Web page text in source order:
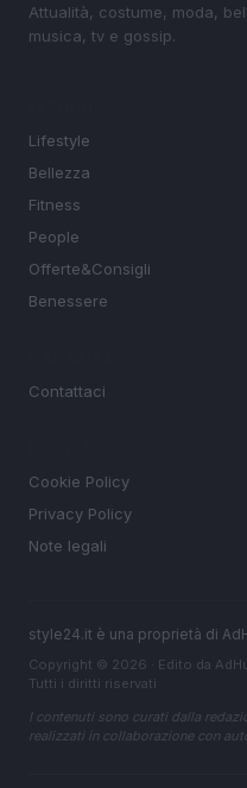
Attualità, costume, moda,
musica, tv e gossip.
Lifestyle
Bellezza
Fitness
People
Offerte&Consigli
Benessere
Contattaci
Cookie Policy
Privacy Policy
Note legali
style24.it è una proprietà di
Copyright © 2026 · Edito da
Tutti i diritti riservati
I contenuti sono curati dalla
realizzati in collaborazione con